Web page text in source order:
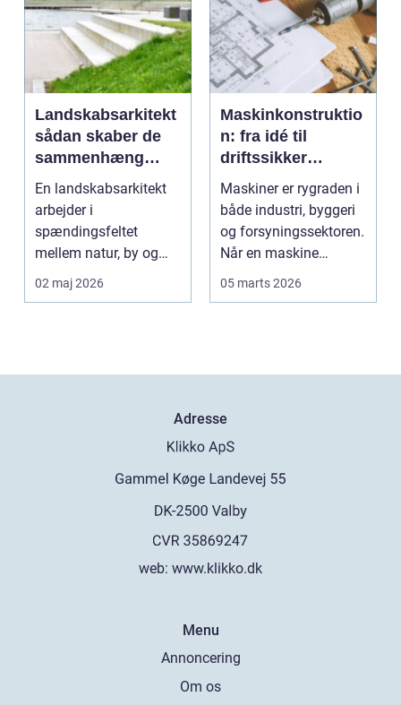
Landskabsarkitekt
sådan skaber de
sammenhæng
mellem byggeri og
natur
En landskabsarkitekt
arbejder i
spændingsfeltet
mellem natur, by og
mennesker. Opgaven
er at forme d...
02 maj 2026
Maskinkonstruktio
n: fra idé til
driftssikker
løsning
Maskiner er rygraden i
både industri, byggeri
og forsyningssektoren.
Når en maskine
fungerer som den...
05 marts 2026
Adresse
web: www.klikko.dk
Menu
Annoncering
Om os